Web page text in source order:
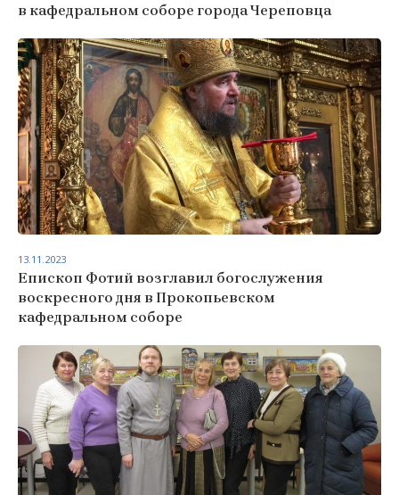
в кафедральном соборе города Череповца
Епископ Фотий возглавил богослужения
воскресного дня в Прокопьевском
кафедральном соборе
13.11.2023